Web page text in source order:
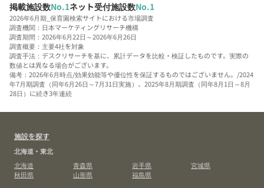
掲載施設数No.1ネット受付施設数No.1
2026年6月期_保育園検索サイトにおける市場調査
調査機関：日本マーケティングリサーチ機構
調査期間：2026年6月22日～2026年6月26日
調査概要：主要4社を対象
調査手法：デスクリサーチを基に、累計データを比較・検証したものです。実際の
数値とは異なる場合がございます。
備考：2026年6月時点/効果効能等や優位性を保証するものではございません。/2024
年7月期調査（同年6月26日～7月31日実施）、2025年8月期調査（同年8月1日～8月
28日）に続き3年連続
施設を探す
北海道・東北
北海道
青森県 岩手県
宮城県
秋田県
山形県
福島県